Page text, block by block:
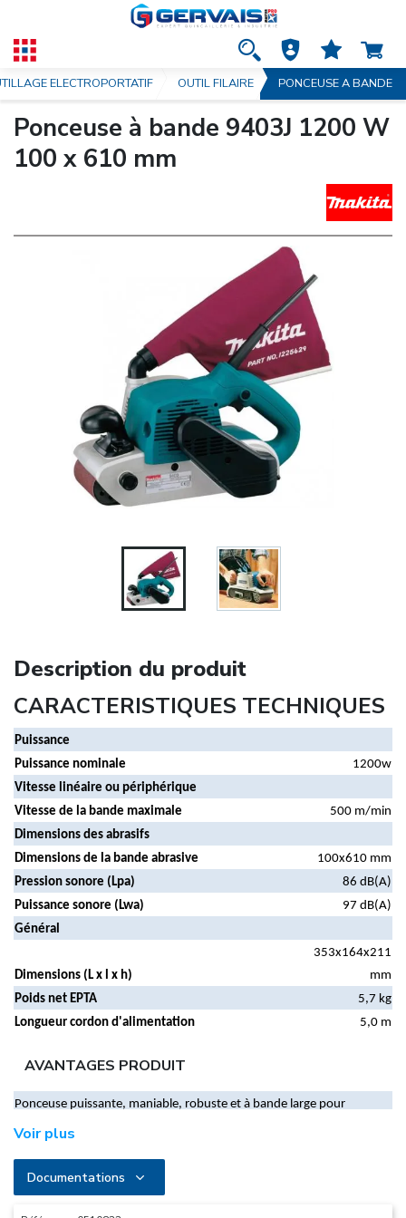
ELECTROPORTATIF OUTIL FILAIRE PONCEUSE A BANDE
Ponceuse à bande 9403J 1200 W
100 x 610 mm
Description du produit
CARACTERISTIQUES TECHNIQUES
Puissance
Puissance nominale
1200w
Vitesse linéaire ou périphérique
Vitesse de la bande maximale
500 m/min
Dimensions des abrasifs
Dimensions de la bande abrasive
100x610 mm
Pression sonore (Lpa)
86 dB(A)
Puissance sonore (Lwa)
97 dB(A)
Général
Dimensions (L x l x h)
353x164x211
mm
Poids net EPTA
5,7 kg
Longueur cordon d'alimentation
5,0 m
AVANTAGES PRODUIT
Ponceuse puissante, maniable, robuste et à bande large pour
ponçage intensif
Sac à poussière orientable
Sortie de câble sur le haut de la poignée pour plus de confort
Voir plus
Documentations